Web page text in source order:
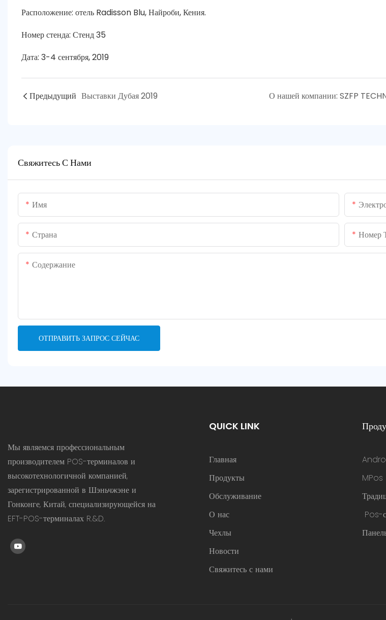
Расположение: отель Radisson Blu, Найроби, Кения.
Номер стенда: Стенд 35
Дата: 3-4 сентября, 2019
Предыдущий Выставки Дубая 2019
Свяжитесь С Нами
Имя
Страна Номер
Содержание
ОТПРАВИТЬ ЗАПРОС СЕЙЧАС
Мы являемся профессиональным
производителем POS-терминалов и
высокотехнологичной компанией,
зарегистрированной в Шэньчжэне и
Гонконге, Китай, специализирующейся на
EFT-POS-терминалах R.&D.
QUICK LINK
Главная
Продукты
Обслуживание
О нас
Чехлы
Новости
Свяжитесь с нами
MPos
Pos-